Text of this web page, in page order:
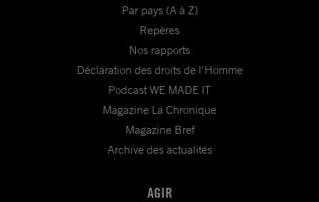
Par pays (A à Z)
Repères
Nos rapports
Déclaration des droits de l'Homme
Podcast WE MADE IT
Magazine La Chronique
Magazine Bref
Archive des actualités
AGIR